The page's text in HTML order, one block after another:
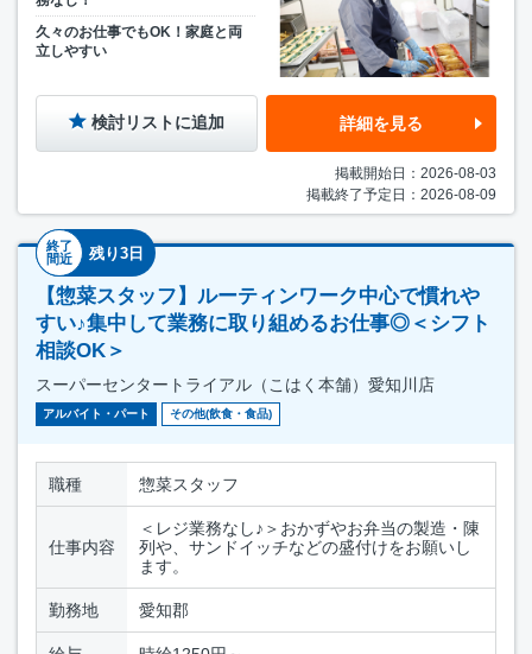
久々のお仕事でもOK！家庭と両
立しやすい
検討リストに追加 詳細を見る
掲載開始日：2026-08-03
掲載終了予定日：2026-08-09
終了
間近
残り3日
【惣菜スタッフ】ルーティンワーク中心で慣れや
すい♪集中して業務に取り組めるお仕事◎＜シフト
相談OK＞
スーパーセンタートライアル（こはく本舗）愛知川店
アルバイト・パート その他(飲食・食品)
職種 惣菜スタッフ
仕事内容
＜レジ業務なし♪＞おかずやお弁当の製造・陳
列や、サンドイッチなどの盛付けをお願いし
ます。
勤務地 愛知郡